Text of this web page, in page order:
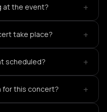
at the event? +
take place? +
scheduled? +
for this concert? +